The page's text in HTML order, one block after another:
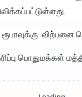
விற்பனை
பொதுமக்கள்